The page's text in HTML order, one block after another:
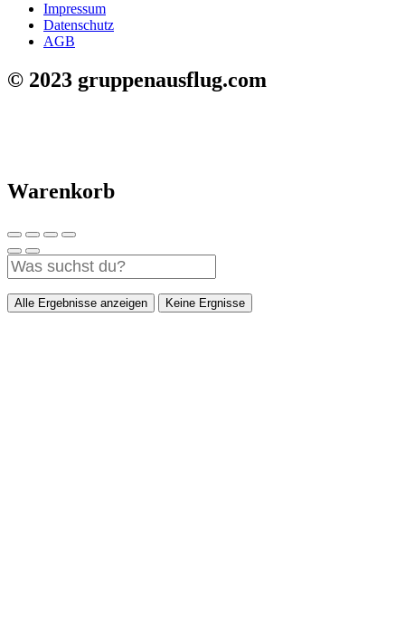
Impressum
Datenschutz
AGB
© 2023 gruppenausflug.com
Warenkorb
Alle Ergebnisse anzeigen Keine Ergnisse